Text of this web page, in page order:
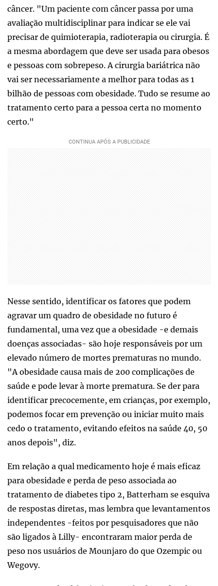
câncer. "Um paciente com câncer passa por uma
avaliação multidisciplinar para indicar se ele vai
precisar de quimioterapia, radioterapia ou cirurgia. É
a mesma abordagem que deve ser usada para obesos
e pessoas com sobrepeso. A cirurgia bariátrica não
vai ser necessariamente a melhor para todas as 1
bilhão de pessoas com obesidade. Tudo se resume ao
tratamento certo para a pessoa certa no momento
certo."
Nesse sentido, identificar os fatores que podem
agravar um quadro de obesidade no futuro é
fundamental, uma vez que a obesidade -e demais
doenças associadas- são hoje responsáveis por um
elevado número de mortes prematuras no mundo.
"A obesidade causa mais de 200 complicações de
saúde e pode levar à morte prematura. Se der para
identificar precocemente, em crianças, por exemplo,
podemos focar em prevenção ou iniciar muito mais
cedo o tratamento, evitando efeitos na saúde 40, 50
anos depois", diz.
Em relação a qual medicamento hoje é mais eficaz
para obesidade e perda de peso associada ao
tratamento de diabetes tipo 2, Batterham se esquiva
de respostas diretas, mas lembra que levantamentos
independentes -feitos por pesquisadores que não
são ligados à Lilly- encontraram maior perda de
peso nos usuários de Mounjaro do que Ozempic ou
Wegovy.